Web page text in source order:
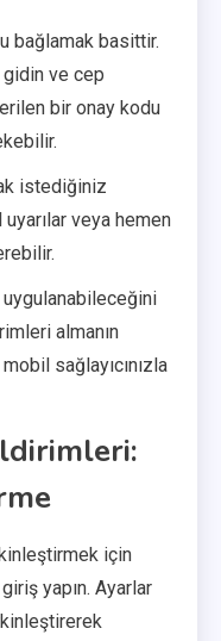
bağlamak basittir.
gidin ve cep
bir onay kodu
istediğiniz
veya hemen
almanın
sağlayıcınızla
için
yapın. Ayarlar